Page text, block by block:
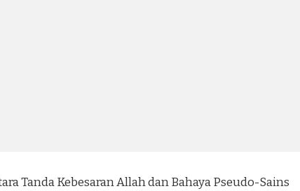
Tanda Kebesaran Allah dan Bahaya Pseudo-Sains